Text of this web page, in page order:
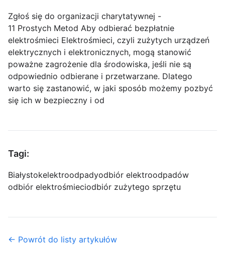
Zgłoś się do organizacji charytatywnej -
11 Prostych Metod Aby odbierać bezpłatnie
elektrośmieci Elektrośmieci, czyli zużytych urządzeń
elektrycznych i elektronicznych, mogą stanowić
poważne zagrożenie dla środowiska, jeśli nie są
odpowiednio odbierane i przetwarzane. Dlatego
warto się zastanowić, w jaki sposób możemy pozbyć
się ich w bezpieczny i od
Tagi:
Białystokelektroodpadyodbiór elektroodpadów
odbiór elektrośmieciodbiór zużytego sprzętu
← Powrót do listy artykułów